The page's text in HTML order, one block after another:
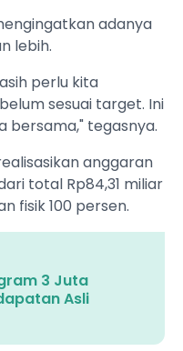
adanya
lebih.
perlu kita
sesuai target. Ini
bersama," tegasnya.
anggaran
total Rp84,31 miliar
fisik 100 persen.
3 Juta
Asli